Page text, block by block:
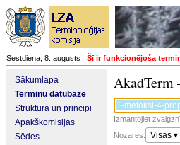
Sestdiena, 8. augusts Šī ir funkcionējoša
Sākumlapa
Terminu datubāze
Struktūra un principi
Apakškomisijas
Sēdes
AkadTerm
Izmantojiet
Nozares:
Visas ▾